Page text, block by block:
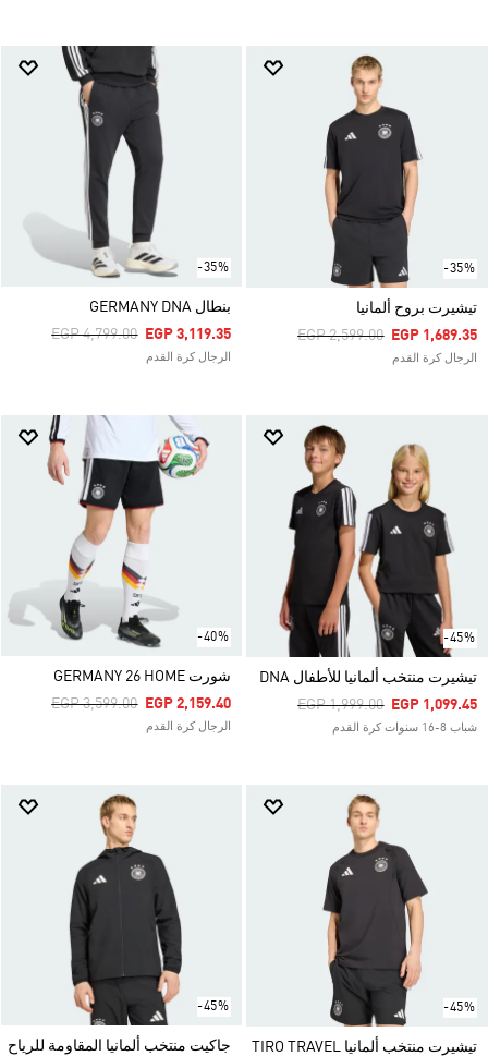
-35%
تيشيرت بروح ألمانيا
Price Reduced From
EGP 2,599.00ToEGP 1,689.35
الرجال كرة القدم
-35%
بنطال GERMANY DNA
Price Reduced From
EGP 4,799.00ToEGP 3,119.35
الرجال كرة القدم
-45%
تيشيرت منتخب ألمانيا للأطفال DNA
Price Reduced From
EGP 1,999.00ToEGP 1,099.45
شباب 8-16 سنوات كرة القدم
-40%
شورت GERMANY 26 HOME
Price Reduced From
EGP 3,599.00ToEGP 2,159.40
الرجال كرة القدم
-45%
تيشيرت منتخب ألمانيا TIRO TRAVEL
-45%
جاكيت منتخب ألمانيا المقاومة للرياح